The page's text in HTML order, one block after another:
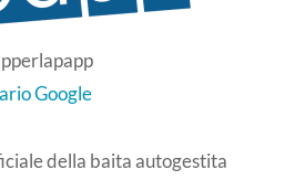
Google
della baita autogestita